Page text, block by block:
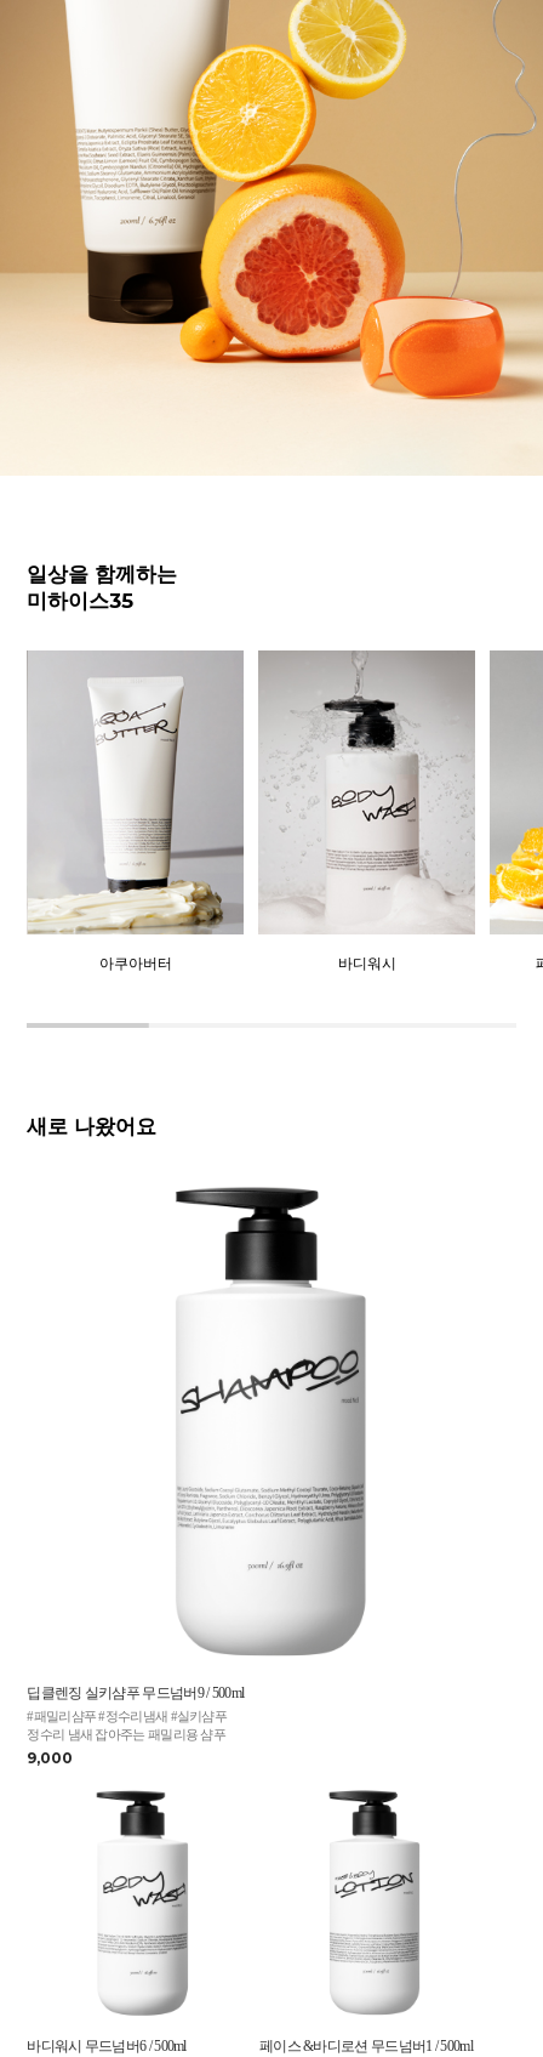
일상을 함께하는
미하이스35
바디워시 페이스 앤 바디로션
새로 나왔어요
딥클렌징 실키샴푸 무드넘버9 / 500ml
#패밀리샴푸 #정수리냄새 #실키샴푸
정수리 냄새 잡아주는 패밀리용 샴푸
9,000
바디워시 무드넘버6 / 500ml 페이스 &바디로션 무드넘버1 / 500ml